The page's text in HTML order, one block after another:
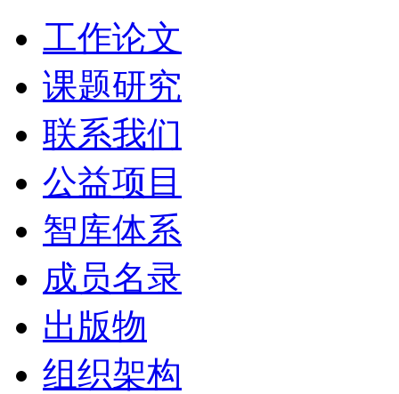
工作论文
课题研究
联系我们
公益项目
智库体系
成员名录
出版物
组织架构